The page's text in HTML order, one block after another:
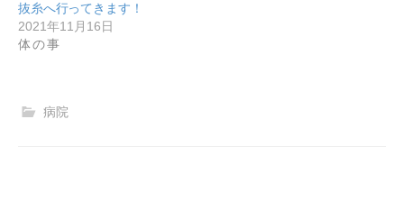
抜糸へ行ってきます！
2021年11月16日
体の事
病院